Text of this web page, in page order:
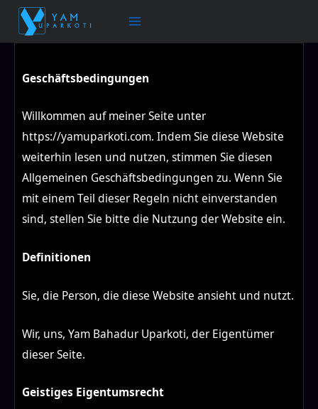
Zum
Inhalt
springen
Geschäftsbedingungen
Willkommen auf meiner Seite unter
https://yamuparkoti.com. Indem Sie diese Website
weiterhin lesen und nutzen, stimmen Sie diesen
Allgemeinen Geschäftsbedingungen zu. Wenn Sie
mit einem Teil dieser Regeln nicht einverstanden
sind, stellen Sie bitte die Nutzung der Website ein.
Definitionen
Sie, die Person, die diese Website ansieht und nutzt.
Wir, uns, Yam Bahadur Uparkoti, der Eigentümer
dieser Seite.
Geistiges Eigentumsrecht